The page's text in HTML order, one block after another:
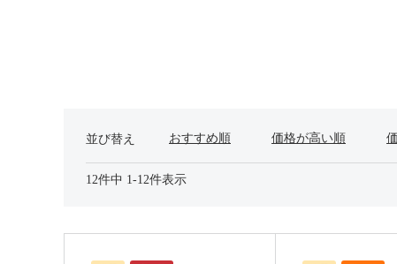
並び替え おすすめ順 価格が高い順
12件中 1-12件表示